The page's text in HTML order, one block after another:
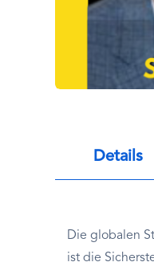
Details
Die globalen
ist die